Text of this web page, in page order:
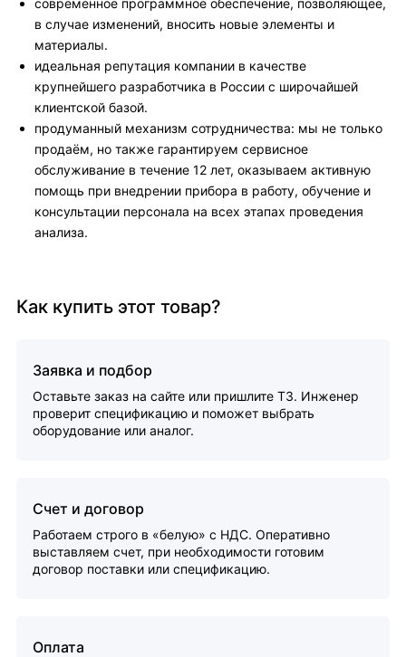
современное программное обеспечение, позволяющее,
в случае изменений, вносить новые элементы и
материалы.
идеальная репутация компании в качестве
крупнейшего разработчика в России с широчайшей
клиентской базой.
продуманный механизм сотрудничества: мы не только
продаём, но также гарантируем сервисное
обслуживание в течение 12 лет, оказываем активную
помощь при внедрении прибора в работу, обучение и
консультации персонала на всех этапах проведения
анализа.
Как купить этот товар?
Заявка и подбор
Оставьте заказ на сайте или пришлите ТЗ. Инженер
проверит спецификацию и поможет выбрать
оборудование или аналог.
Счет и договор
Работаем строго в «белую» с НДС. Оперативно
выставляем счет, при необходимости готовим
договор поставки или спецификацию.
Оплата